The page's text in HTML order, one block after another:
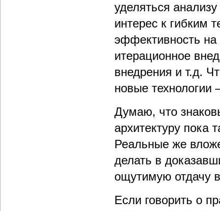
уделяться
интерес к гибким
эффективность на
итерационное
внедрения и т.д.
новые технологии
Думаю, что
архитектуру пока
Реальные же
делать в
ощутимую отдачу
Если говорить о